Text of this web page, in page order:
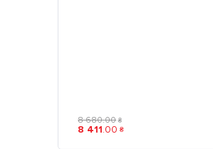
8 680.00 ₴
8 411.00 ₴